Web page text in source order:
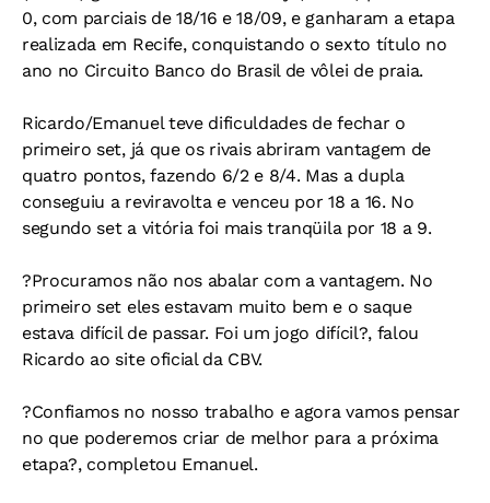
0, com parciais de 18/16 e 18/09, e ganharam a etapa
realizada em Recife, conquistando o sexto título no
ano no Circuito Banco do Brasil de vôlei de praia.
Ricardo/Emanuel teve dificuldades de fechar o
primeiro set, já que os rivais abriram vantagem de
quatro pontos, fazendo 6/2 e 8/4. Mas a dupla
conseguiu a reviravolta e venceu por 18 a 16. No
segundo set a vitória foi mais tranqüila por 18 a 9.
?Procuramos não nos abalar com a vantagem. No
primeiro set eles estavam muito bem e o saque
estava difícil de passar. Foi um jogo difícil?, falou
Ricardo ao site oficial da CBV.
?Confiamos no nosso trabalho e agora vamos pensar
no que poderemos criar de melhor para a próxima
etapa?, completou Emanuel.